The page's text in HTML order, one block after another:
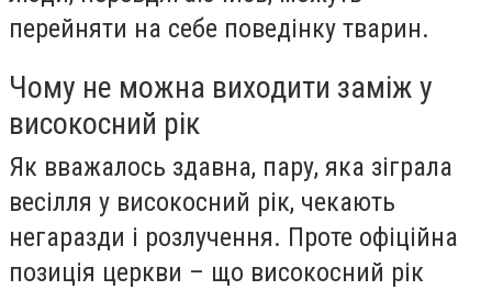
перейняти на себе поведінку тварин.
Чому не можна виходити заміж у
високосний рік
Як вважалось здавна, пару, яка зіграла
весілля у високосний рік, чекають
негаразди і розлучення. Проте офіційна
позиція церкви – що високосний рік